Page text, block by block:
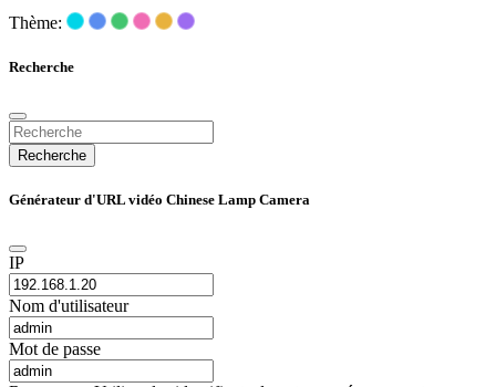
Thème:
Recherche
Recherche
Générateur d'URL vidéo Chinese Lamp Camera
IP
Nom d'utilisateur
Mot de passe